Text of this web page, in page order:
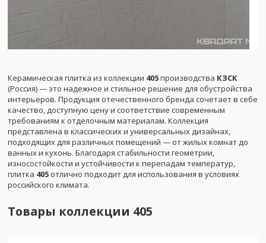
Керамическая плитка из коллекции 405производства КЗСК
(Россия) — это надежное и стильное решение для обустройства
интерьеров. Продукция отечественного бренда сочетает в себе
качество, доступную цену и соответствие современным
требованиям к отделочным материалам. Коллекция
представлена в классических и универсальных дизайнах,
подходящих для различных помещений — от жилых комнат до
ванных и кухонь. Благодаря стабильности геометрии,
износостойкости и устойчивости к перепадам температур,
плитка 405 отлично подходит для использования в условиях
российского климата.
Товары коллекции 405